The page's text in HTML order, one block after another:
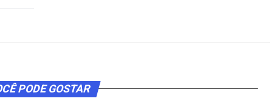
PODE GOSTAR